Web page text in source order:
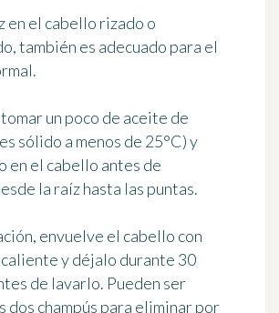
en el cabello rizado o
también es adecuado para el
un poco de aceite de
sólido a menos de 25°C) y
en el cabello antes de
la raíz hasta las puntas.
envuelve el cabello con
y déjalo durante 30
de lavarlo. Pueden ser
dos champús para eliminar por